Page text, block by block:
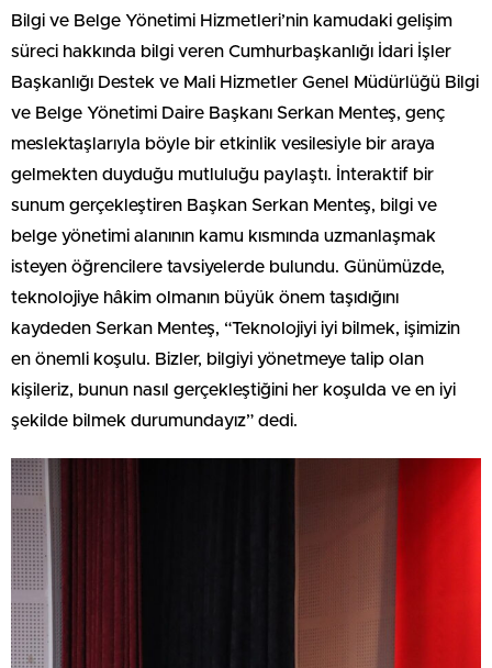
Bilgi ve Belge Yönetimi Hizmetleri’nin kamudaki gelişim
süreci hakkında bilgi veren Cumhurbaşkanlığı İdari İşler
Başkanlığı Destek ve Mali Hizmetler Genel Müdürlüğü Bilgi
ve Belge Yönetimi Daire Başkanı Serkan Menteş, genç
meslektaşlarıyla böyle bir etkinlik vesilesiyle bir araya
gelmekten duyduğu mutluluğu paylaştı. İnteraktif bir
sunum gerçekleştiren Başkan Serkan Menteş, bilgi ve
belge yönetimi alanının kamu kısmında uzmanlaşmak
isteyen öğrencilere tavsiyelerde bulundu. Günümüzde,
teknolojiye hâkim olmanın büyük önem taşıdığını
kaydeden Serkan Menteş, “Teknolojiyi iyi bilmek, işimizin
en önemli koşulu. Bizler, bilgiyi yönetmeye talip olan
kişileriz, bunun nasıl gerçekleştiğini her koşulda ve en iyi
şekilde bilmek durumundayız” dedi.